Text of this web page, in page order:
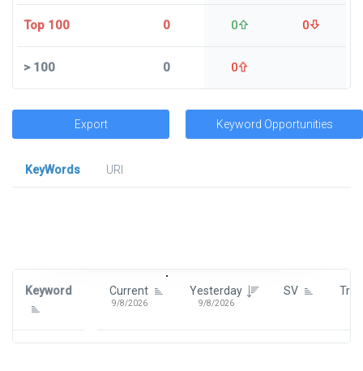
Top 100 0 0 0
>100 0 0
Export Keyword Opportunities
KeyWords
URl
Keyword Current
9/8/2026
Yesterday
9/8/2026
SV